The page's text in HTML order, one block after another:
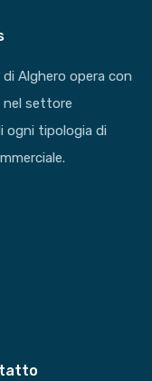
di Alghero opera con
nel settore
ogni tipologia di